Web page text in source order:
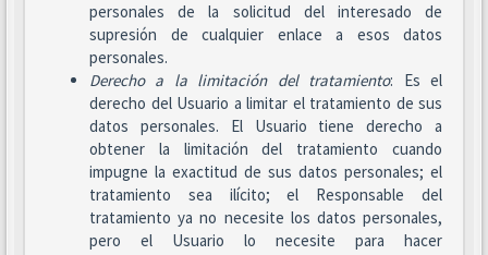
personales de la solicitud del interesado de
supresión de cualquier enlace a esos datos
personales.
Derecho a la limitación del tratamiento: Es el
derecho del Usuario a limitar el tratamiento de sus
datos personales. El Usuario tiene derecho a
obtener la limitación del tratamiento cuando
impugne la exactitud de sus datos personales; el
tratamiento sea ilícito; el Responsable del
tratamiento ya no necesite los datos personales,
pero el Usuario lo necesite para hacer